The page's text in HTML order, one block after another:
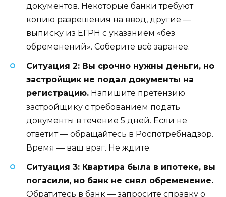
документов. Некоторые банки требуют
копию разрешения на ввод, другие —
выписку из ЕГРН с указанием «без
обременений». Соберите всё заранее.
Ситуация 2: Вы срочно нужны деньги, но
застройщик не подал документы на
регистрацию. Напишите претензию
застройщику с требованием подать
документы в течение 5 дней. Если не
ответит — обращайтесь в Роспотребнадзор.
Время — ваш враг. Не ждите.
Ситуация 3: Квартира была в ипотеке, вы
погасили, но банк не снял обременение.
Обратитесь в банк — запросите справку о